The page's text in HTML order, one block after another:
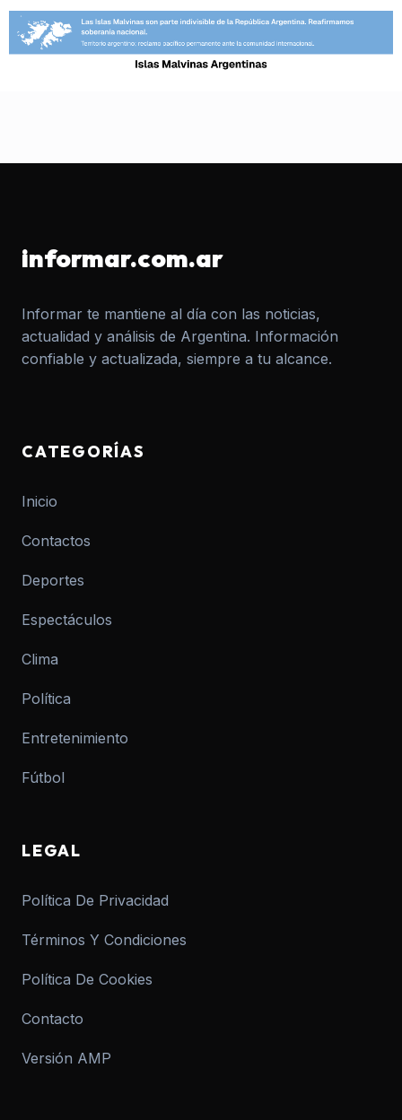
informar.com.ar
Informar te mantiene al día con las noticias,
actualidad y análisis de Argentina. Información
confiable y actualizada, siempre a tu alcance.
CATEGORÍAS
Inicio
Contactos
Deportes
Espectáculos
Clima
Política
Entretenimiento
Fútbol
LEGAL
Política De Privacidad
Términos Y Condiciones
Política De Cookies
Contacto
Versión AMP